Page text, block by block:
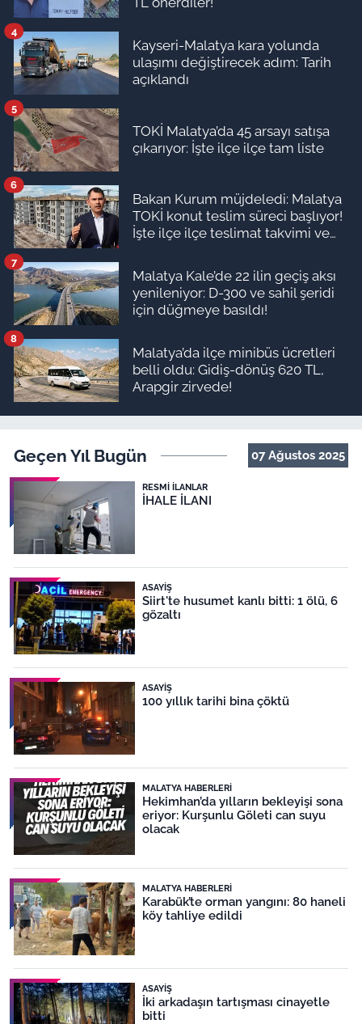
Kayseri-Malatya kara yolunda
ulaşımı değiştirecek adım: Tarih
açıklandı
4
TOKİ Malatya’da 45 arsayı satışa
çıkarıyor: İşte ilçe ilçe tam liste
5
Bakan Kurum müjdeledi: Malatya
TOKİ konut teslim süreci başlıyor!
İşte ilçe ilçe teslimat takvimi ve
6
Malatya Kale’de 22 ilin geçiş aksı
yenileniyor: D-300 ve sahil şeridi
için düğmeye basıldı!
7
Malatya’da ilçe minibüs ücretleri
belli oldu: Gidiş-dönüş 620 TL,
Arapgir zirvede!
8
Geçen Yıl Bugün 07 Ağustos 2025
RESMI İLANLAR
İHALE İLANI
ASAYIŞ
Siirt'te husumet kanlı bitti: 1 ölü, 6
gözaltı
ASAYIŞ
100 yıllık tarihi bina çöktü
MALATYA HABERLERI
Hekimhan’da yılların bekleyişi sona
eriyor: Kurşunlu Göleti can suyu
olacak
MALATYA HABERLERI
Karabük’te orman yangını: 80 haneli
köy tahliye edildi
ASAYIŞ
İki arkadaşın tartışması cinayetle
bitti